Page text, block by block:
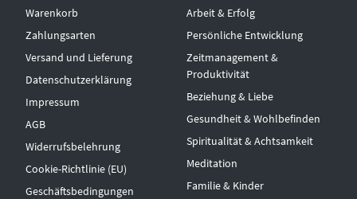
Warenkorb
Zahlungsarten
Versand und Lieferung
Datenschutzerklärung
Impressum
AGB
Widerrufsbelehrung
Cookie-Richtlinie (EU)
Geschäftsbedingungen
Arbeit & Erfolg
Persönliche Entwicklung
Zeitmanagement &
Produktivität
Beziehung & Liebe
Gesundheit & Wohlbefinden
Spiritualität & Achtsamkeit
Meditation
Familie & Kinder